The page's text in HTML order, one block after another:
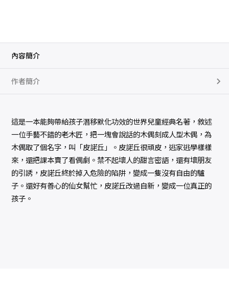
內容簡介
作者簡介
這是一本能夠帶給孩子潛移默化功效的世界兒童經典名著，敘述
一位手藝不錯的老木匠，把一塊會說話的木偶刻成人型木偶，為
木偶取了個名字，叫「皮諾丘」。皮諾丘很頑皮，逃家逃學樣樣
來，還把課本賣了看偶劇。禁不起壞人的甜言密語，還有壞朋友
的引誘，皮諾丘終於掉入危險的陷阱，變成一隻沒有自由的驢
子。還好有善心的仙女幫忙，皮諾丘改過自新，變成一位真正的
孩子。